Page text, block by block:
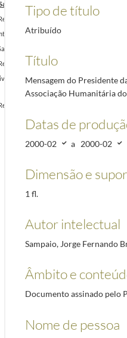
por ocasião das comemorações
ao XXV Encontro Nacional das
eleito da República da Federação da
por ocasião da 14.ª Reunião do
para a 1.ª Conferência
da 1ª Missa celebrada no Brasil2000-04-
para as comunidades
Tipo de título
Atribuído
Título
Mensagem do Presidente
Associação Humanitária
Datas de
2000-02 a 2000-02
Dimensão e
1 fl.
Autor intelectual
Sampaio, Jorge Fernando
Âmbito e
Documento assinado pelo
Nome de pessoa